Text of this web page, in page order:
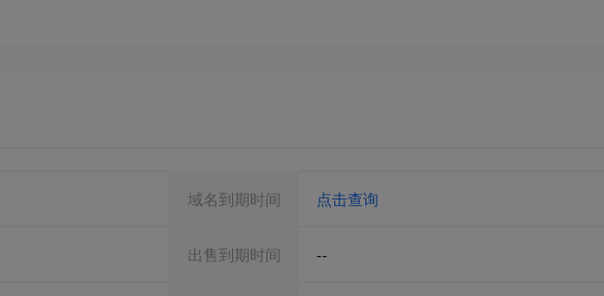
域名到期时间 点击查询
出售到期时间 --